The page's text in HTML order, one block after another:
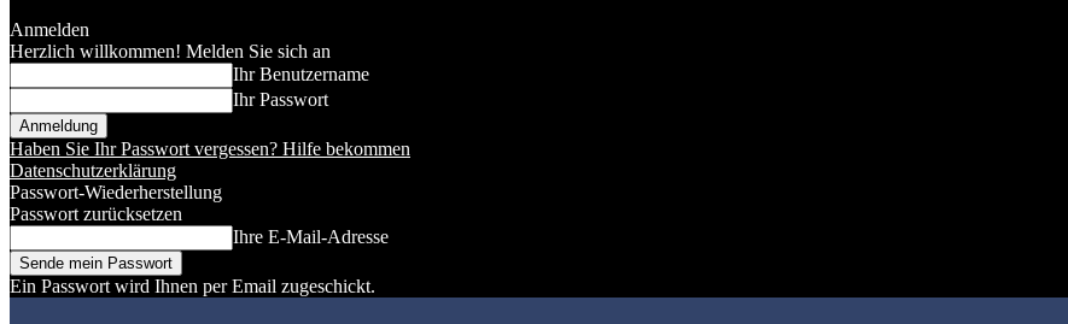
Anmelden
Herzlich willkommen! Melden Sie sich an
Ihr Benutzername
Ihr Passwort
Haben Sie Ihr Passwort vergessen? Hilfe bekommen
Datenschutzerklärung
Passwort-Wiederherstellung
Passwort zurücksetzen
Ihre E-Mail-Adresse
Ein Passwort wird Ihnen per Email zugeschickt.